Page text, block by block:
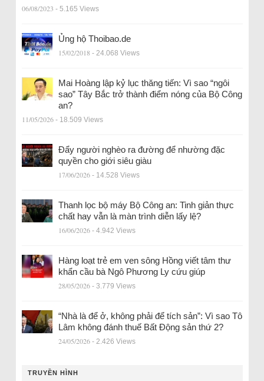
06/08/2023 - 5.165 Views
Ủng hộ Thoibao.de
15/02/2018 - 24.068 Views
Mai Hoàng lập kỷ lục thăng tiến: Vì sao “ngôi
sao” Tây Bắc trở thành điểm nóng của Bộ Công
an?
11/05/2026 - 18.509 Views
Đẩy người nghèo ra đường để nhường đặc
quyền cho giới siêu giàu
17/06/2026 - 14.528 Views
Thanh lọc bộ máy Bộ Công an: Tinh giản thực
chất hay vẫn là màn trình diễn lấy lệ?
16/06/2026 - 4.942 Views
Hàng loạt trẻ em ven sông Hồng viết tâm thư
khẩn cầu bà Ngô Phương Ly cứu giúp
28/05/2026 - 3.779 Views
“Nhà là để ở, không phải để tích sản”: Vì sao Tô
Lâm không đánh thuế Bất Động sản thứ 2?
24/05/2026 - 2.426 Views
TRUYỀN HÌNH